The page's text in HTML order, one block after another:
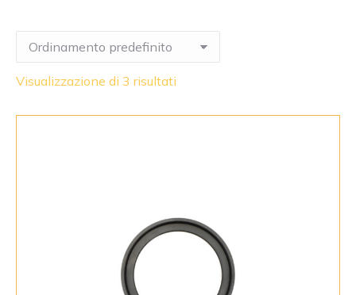
Visualizzazione di 3 risultati